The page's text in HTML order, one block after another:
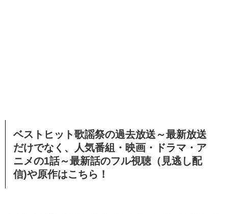
ベストヒット歌謡祭の過去放送～最新放送
だけでなく、人気番組・映画・ドラマ・ア
ニメの1話～最新話のフル視聴（見逃し配
信)や原作はこちら！